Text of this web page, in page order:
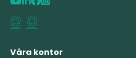
Våra kontor